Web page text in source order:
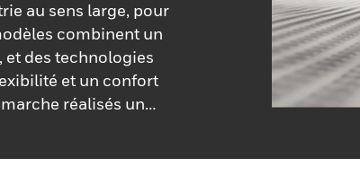
au sens large, pour
combinent un
des technologies
et un confort
réalisés un